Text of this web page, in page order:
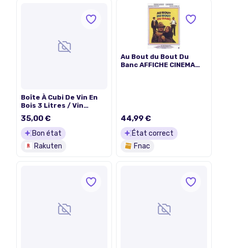
Boîte À Cubi De Vin En
Bois 3 Litres / Vin
Banc
35,00 €
Bon état
Rakuten
Au Bout du Bout Du
Banc AFFICHE CINEMA
44,99 €
État correct
Fnac